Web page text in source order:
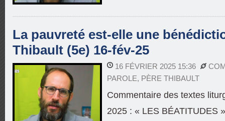
La pauvreté est-elle une
Thibault (5e) 16-fév-25
16 FÉVRIER 2025 15:36
PAROLE, PÈRE THIBAULT
Commentaire des textes
2025 : « LES BÉATITUDES »